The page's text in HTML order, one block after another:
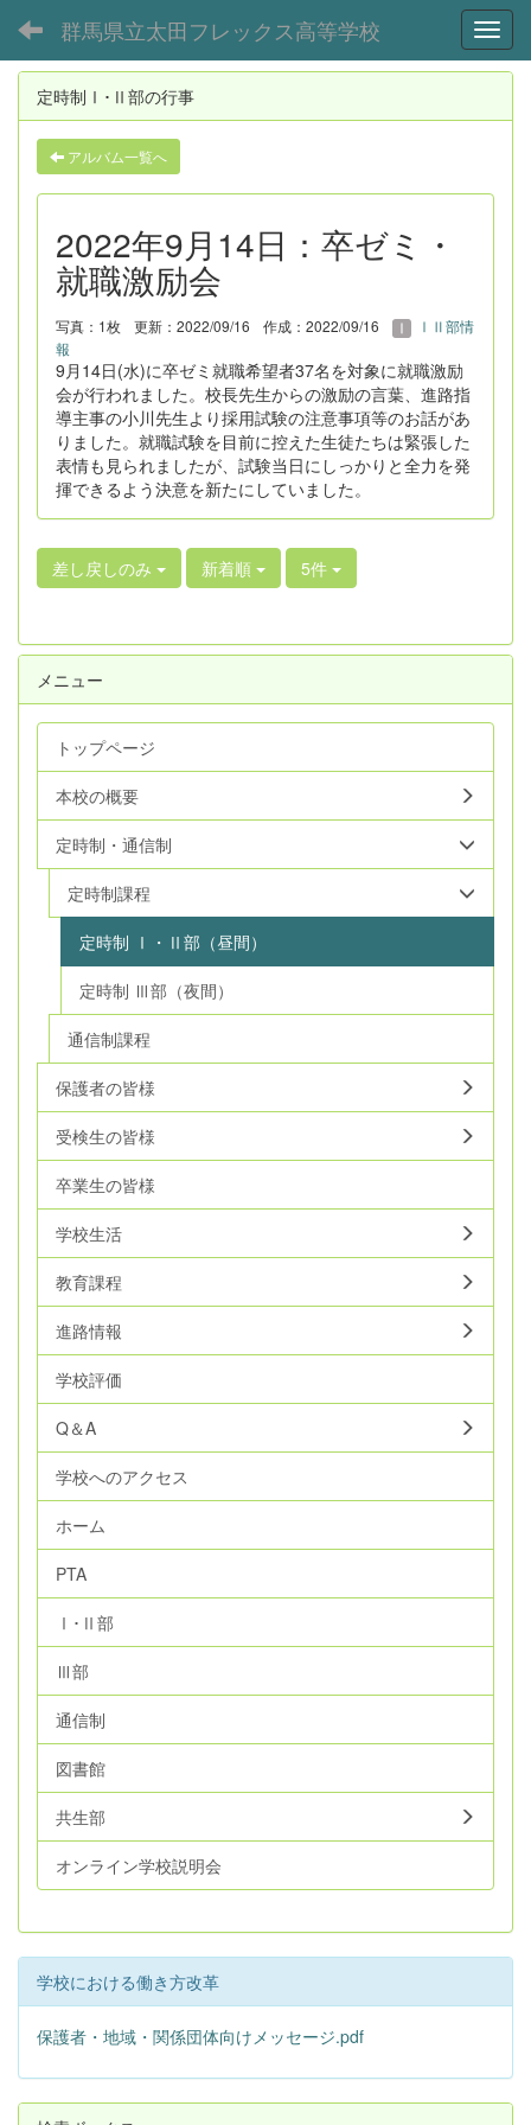
群馬県立太田フレックス高等学校
定時制Ⅰ･Ⅱ部の行事
アルバム一覧へ
2022年9月14日：卒ゼミ・
就職激励会
写真：1枚 更新：2022/09/16 作成：2022/09/16
ⅠⅡ部情
報
9月14日(水)に卒ゼミ就職希望者37名を対象に就職激励
会が行われました。校長先生からの激励の言葉、進路指
導主事の小川先生より採用試験の注意事項等のお話があ
りました。就職試験を目前に控えた生徒たちは緊張した
表情も見られましたが、試験当日にしっかりと全力を発
揮できるよう決意を新たにしていました。
差し戻しのみ 新着順 5件
メニュー
トップページ
本校の概要
定時制・通信制
定時制課程
定時制 Ⅰ・Ⅱ部（昼間）
定時制 Ⅲ部（夜間）
通信制課程
保護者の皆様
受検生の皆様
卒業生の皆様
学校生活
教育課程
進路情報
学校評価
Q＆A
学校へのアクセス
ホーム
PTA
Ⅰ･Ⅱ部
Ⅲ部
通信制
図書館
共生部
オンライン学校説明会
学校における働き方改革
保護者・地域・関係団体向けメッセージ.pdf